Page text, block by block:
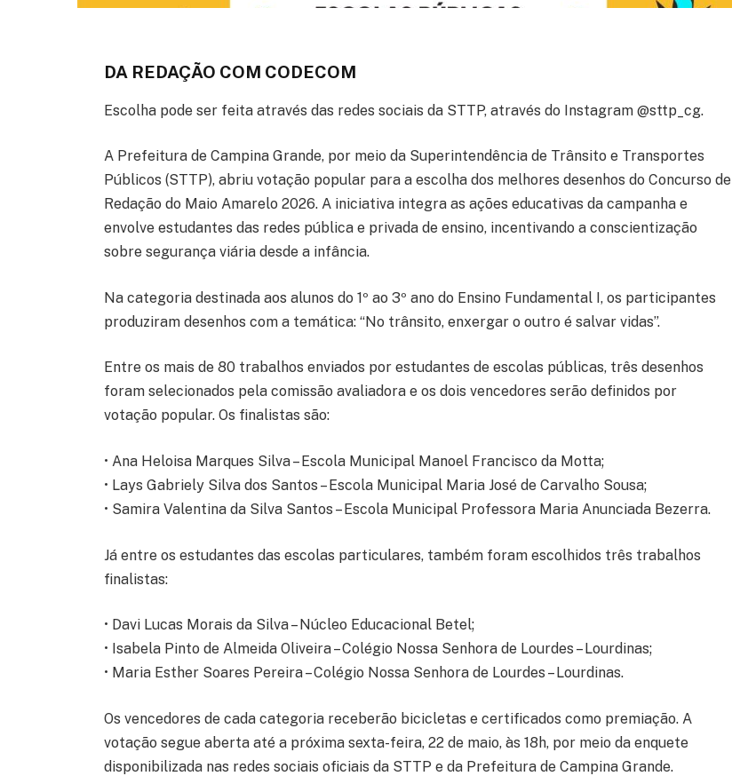
DA REDAÇÃO COM CODECOM
Escolha pode ser feita através das redes sociais da STTP, através do Instagram @sttp_cg.
A Prefeitura de Campina Grande, por meio da Superintendência de Trânsito e Transportes
Públicos (STTP), abriu votação popular para a escolha dos melhores desenhos do Concurso de
Redação do Maio Amarelo 2026. A iniciativa integra as ações educativas da campanha e
envolve estudantes das redes pública e privada de ensino, incentivando a conscientização
sobre segurança viária desde a infância.
Na categoria destinada aos alunos do 1º ao 3º ano do Ensino Fundamental I, os participantes
produziram desenhos com a temática: “No trânsito, enxergar o outro é salvar vidas”.
Entre os mais de 80 trabalhos enviados por estudantes de escolas públicas, três desenhos
foram selecionados pela comissão avaliadora e os dois vencedores serão definidos por
votação popular. Os finalistas são:
• Ana Heloisa Marques Silva – Escola Municipal Manoel Francisco da Motta;
• Lays Gabriely Silva dos Santos – Escola Municipal Maria José de Carvalho Sousa;
• Samira Valentina da Silva Santos – Escola Municipal Professora Maria Anunciada Bezerra.
Já entre os estudantes das escolas particulares, também foram escolhidos três trabalhos
finalistas:
• Davi Lucas Morais da Silva – Núcleo Educacional Betel;
• Isabela Pinto de Almeida Oliveira – Colégio Nossa Senhora de Lourdes – Lourdinas;
• Maria Esther Soares Pereira – Colégio Nossa Senhora de Lourdes – Lourdinas.
Os vencedores de cada categoria receberão bicicletas e certificados como premiação. A
votação segue aberta até a próxima sexta-feira, 22 de maio, às 18h, por meio da enquete
disponibilizada nas redes sociais oficiais da STTP e da Prefeitura de Campina Grande.